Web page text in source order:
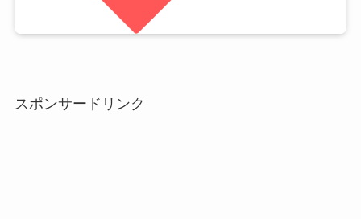
スポンサードリンク